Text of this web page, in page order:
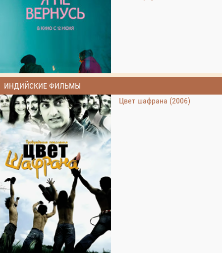
ИНДИЙСКИЕ ФИЛЬМЫ
Цвет шафрана (2006)